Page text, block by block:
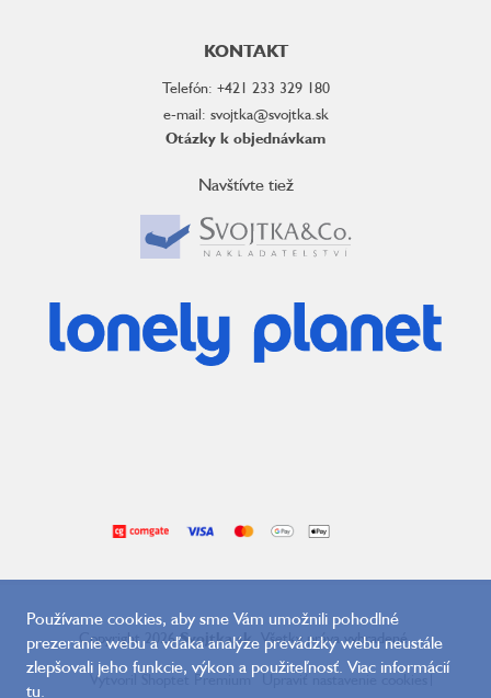
Používame cookies, aby sme Vám umožnili pohodlné
prezeranie webu a vďaka analýze prevádzky webu neustále
zlepšovali jeho funkcie, výkon a použiteľnosť. Viac informácií
tu.
KONTAKT
Telefón: +421 233 329 180
e-mail: svojtka@svojtka.sk
Otázky k objednávkam
Navštívte tiež
Copyright 2026Svojtka.sk. Všetky práva vyhradené.
Vytvoril Shoptet Premium Upraviť nastavenie cookies|